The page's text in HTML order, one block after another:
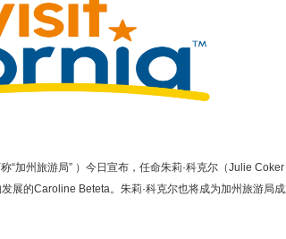
州旅游局” ）今日宣布，任命朱莉·科克尔（Julie
展的Caroline Beteta。朱莉·科克尔也将成为加州旅游局